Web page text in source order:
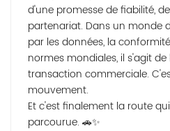
d'une promesse de fiabilité,
partenariat. Dans un monde
par les données, la
normes mondiales, il s'agit
transaction commerciale.
mouvement.
Et c'est finalement la route
parcourue. 🚗✨